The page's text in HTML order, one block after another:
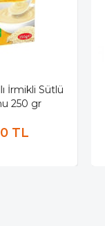
İrmikli Sütlü
250 gr
TL